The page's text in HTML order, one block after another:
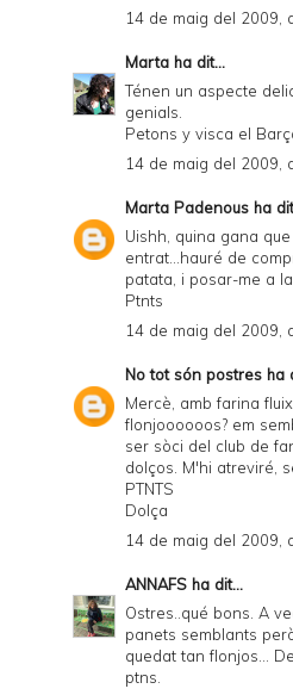
14 de maig del 2009,
Marta ha dit...
Ténen un aspecte
genials.
Petons y visca el
14 de maig del 2009,
Marta Padenous ha
Uishh, quina gana
entrat...hauré de
patata, i posar-me a
Ptnts
14 de maig del 2009,
No tot són postres ha
Mercè, amb farina
flonjoooooos? em
ser sòci del club de
dolços. M'hi atreviré,
PTNTS
Dolça
14 de maig del 2009,
ANNAFS ha dit...
Ostres..qué bons. A
panets semblants
quedat tan flonjos...
ptns.